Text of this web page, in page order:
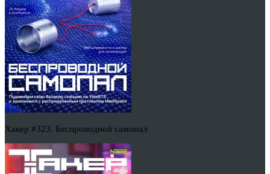
Хакер #323. Беспроводной самопал